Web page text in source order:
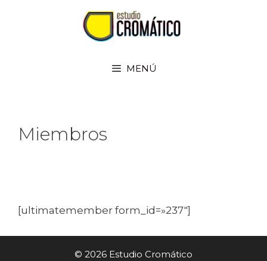
MENÚ
Miembros
[ultimatemember form_id=»237″]
© 2026 Estudio Cromático